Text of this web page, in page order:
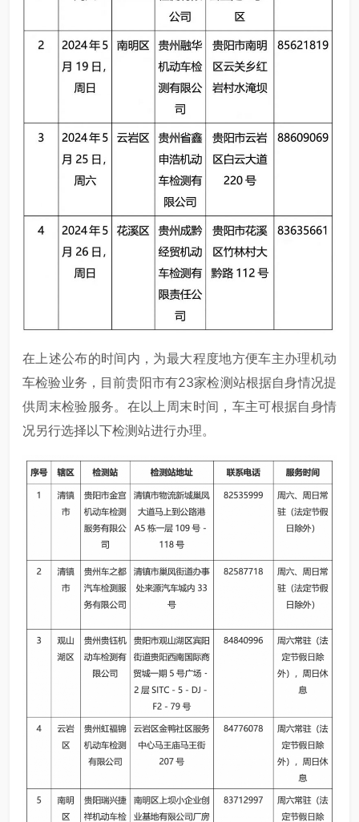
在上述公布的时间内，为最大程度地方便车主办理机动
车检验业务，目前贵阳市有23家检测站根据自身情况提
供周末检验服务。在以上周末时间，车主可根据自身情
况另行选择以下检测站进行办理。